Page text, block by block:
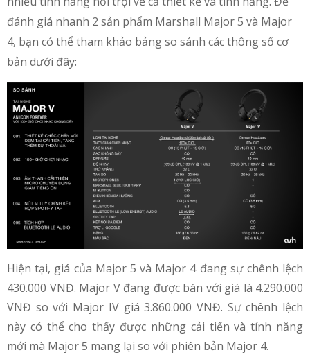
đánh giá nhanh 2 sản phẩm Marshall Major 5 và Major
4, bạn có thể tham khảo bảng so sánh các thông số cơ
bản dưới đây:
Hiện tại, giá của Major 5 và Major 4 đang sự chênh lệch
430.000 VNĐ. Major V đang được bán với giá là 4.290.000
VNĐ so với Major IV giá 3.860.000 VNĐ. Sự chênh lệch
này có thể cho thấy được những cải tiến và tính năng
mới mà Major 5 mang lại so với phiên bản Major 4.